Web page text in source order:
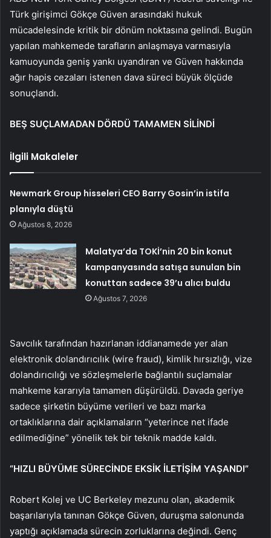
Türk girişimci Gökçe Güven arasındaki hukuk
mücadelesinde kritik bir dönüm noktasına gelindi. Bugün
yapılan mahkemede tarafların anlaşmaya varmasıyla
kamuoyunda geniş yankı uyandıran ve Güven hakkında
ağır hapis cezaları istenen dava süreci büyük ölçüde
sonuçlandı.
BEŞ SUÇLAMADAN DÖRDÜ TAMAMEN SİLİNDİ
İlgili Makaleler
Newmark Group hisseleri CEO Barry Gosin’in istifa
planıyla düştü
Ağustos 8, 2026
Malatya’da TOKİ’nin 20 bin konut
kampanyasında satışa sunulan bin
konuttan sadece 39’u alıcı buldu
Ağustos 7, 2026
Savcılık tarafından hazırlanan iddianamede yer alan
elektronik dolandırıcılık (wire fraud), kimlik hırsızlığı, vize
dolandırıcılığı ve sözleşmelerle bağlantılı suçlamalar
mahkeme kararıyla tamamen düşürüldü. Davada geriye
sadece şirketin büyüme verileri ve bazı marka
ortaklıklarına dair açıklamaların “yeterince net ifade
edilmediğine” yönelik tek bir teknik madde kaldı.
“HIZLI BÜYÜME SÜRECİNDE EKSİK İLETİŞİM YAŞANDI”
Robert Kolej ve UC Berkeley mezunu olan, akademik
başarılarıyla tanınan Gökçe Güven, duruşma salonunda
yaptığı açıklamada sürecin zorluklarına değindi. Genç